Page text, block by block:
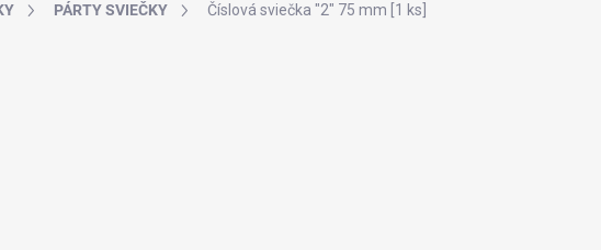
PÁRTY SVIEČKY Číslová sviečka "2" 75 mm [1 ks]